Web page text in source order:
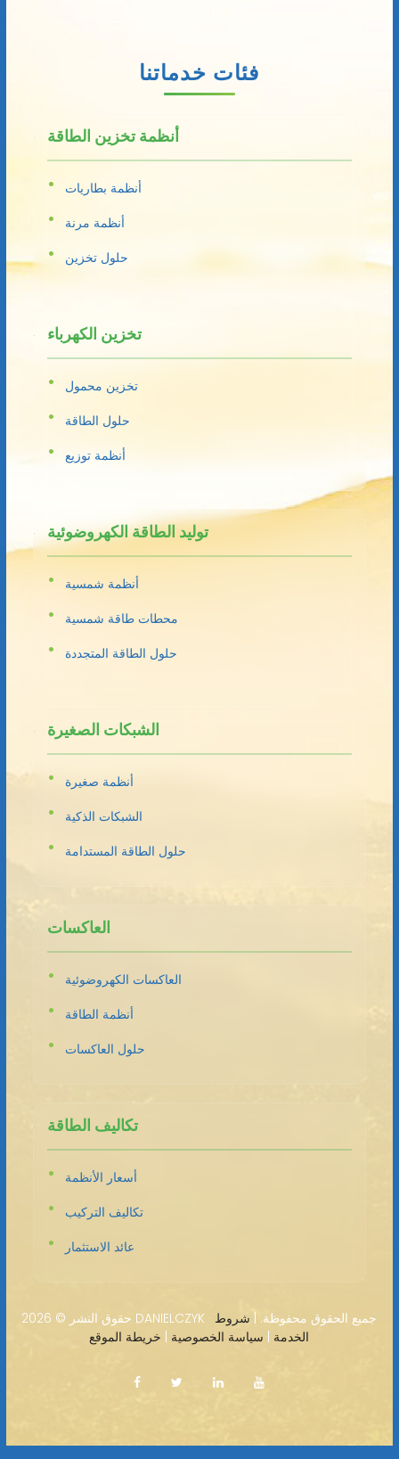
فئات خدماتنا
أنظمة تخزين الطاقة
أنظمة بطاريات
أنظمة مرنة
حلول تخزين
تخزين الكهرباء
تخزين محمول
حلول الطاقة
أنظمة توزيع
توليد الطاقة الكهروضوئية
أنظمة شمسية
محطات طاقة شمسية
حلول الطاقة المتجددة
الشبكات الصغيرة
أنظمة صغيرة
الشبكات الذكية
حلول الطاقة المستدامة
العاكسات
العاكسات الكهروضوئية
أنظمة الطاقة
حلول العاكسات
تكاليف الطاقة
أسعار الأنظمة
تكاليف التركيب
عائد الاستثمار
حقوق النشر © 2026 DANIELCZYK · جميع الحقوق محفوظة. | شروط
الخدمة
سياسة الخصوصية خريطة الموقع